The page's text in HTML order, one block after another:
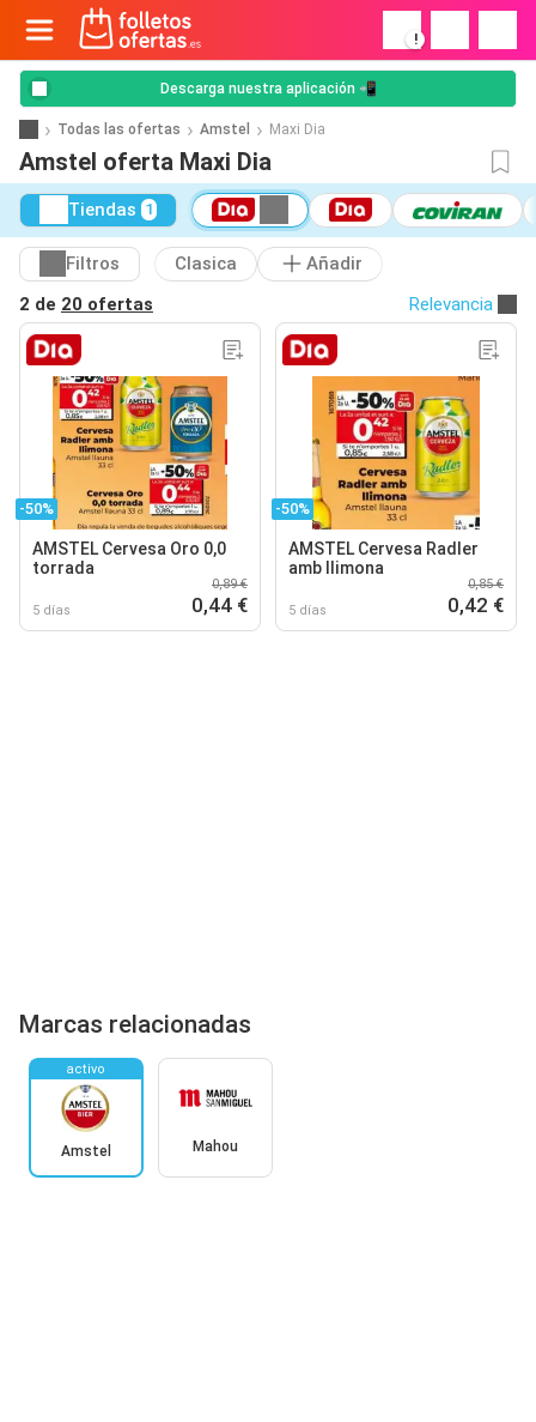
!
Descarga nuestra aplicación 📲
Todas las ofertas Amstel Maxi Dia
Amstel oferta Maxi Dia
Tiendas 1
Filtros Clasica
Añadir
2 de 20 ofertas Relevancia
-50%
AMSTEL Cervesa Oro 0,0
torrada
5 días
0,89 €
0,44 €
-50%
AMSTEL Cervesa Radler
amb llimona
5 días
0,85 €
0,42 €
Marcas relacionadas
activo
Amstel Mahou